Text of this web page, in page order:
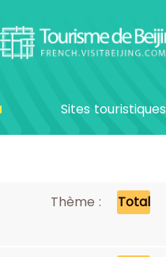
Sites touristiques
Thème : Total